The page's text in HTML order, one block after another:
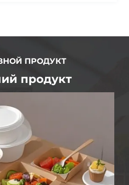
ПРОДУКТ
продукт